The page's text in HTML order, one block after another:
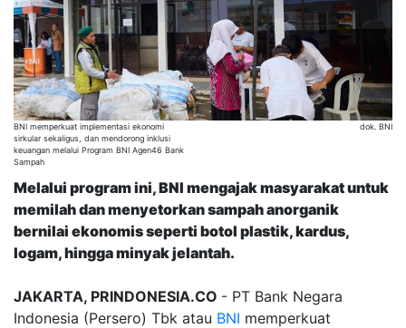
BNI memperkuat implementasi ekonomi
sirkular sekaligus, dan mendorong inklusi
keuangan melalui Program BNI Agen46 Bank
Sampah
dok. BNI
Melalui program ini, BNI mengajak masyarakat untuk
memilah dan menyetorkan sampah anorganik
bernilai ekonomis seperti botol plastik, kardus,
logam, hingga minyak jelantah.
JAKARTA, PRINDONESIA.CO - PT Bank Negara
Indonesia (Persero) Tbk atau BNI memperkuat